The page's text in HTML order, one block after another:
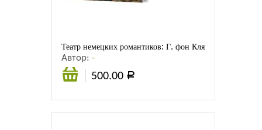
Театр немецких романтиков: Г. фон Кляйст. Битва
Автор:-
500.00 Р